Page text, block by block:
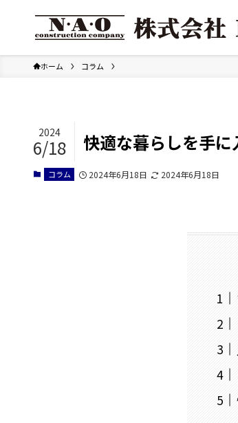
ホーム コラム
快適な暮らしを手
2024
6/18
コラム 2024年6月18日 2024年6月18日